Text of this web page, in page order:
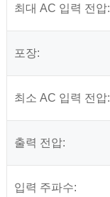
최대 AC 입력 전압:
포장:
최소 AC 입력 전압:
출력 전압:
입력 주파수: